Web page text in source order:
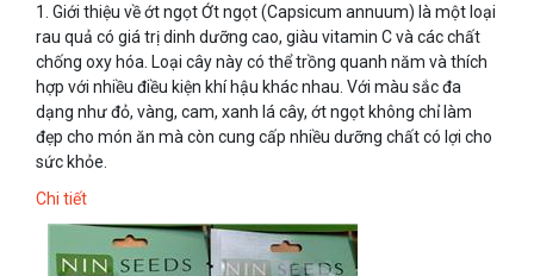
1. Giới thiệu về ớt ngọt Ớt ngọt (Capsicum annuum) là một loại
rau quả có giá trị dinh dưỡng cao, giàu vitamin C và các chất
chống oxy hóa. Loại cây này có thể trồng quanh năm và thích
hợp với nhiều điều kiện khí hậu khác nhau. Với màu sắc đa
dạng như đỏ, vàng, cam, xanh lá cây, ớt ngọt không chỉ làm
đẹp cho món ăn mà còn cung cấp nhiều dưỡng chất có lợi cho
sức khỏe.
Chi tiết